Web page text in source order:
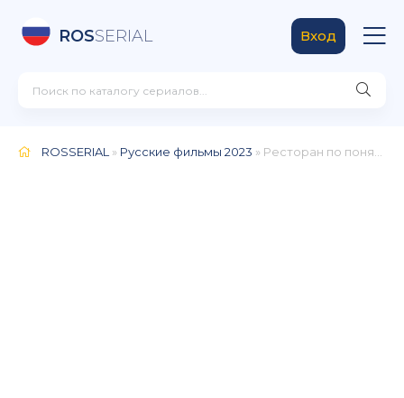
ROSSERIAL Вход
ROSSERIAL » Русские фильмы 2023 » Ресторан по понятиям 3 сезон (2024)